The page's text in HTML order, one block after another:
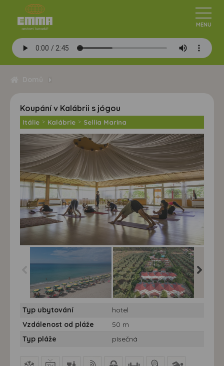
Koupání v Kalábrii s jógou
Itálie > Kalábrie > Sellia Marina
jógou - Villaggio Borgo
Ulivi - pláž
jógou - Villaggio Borgo
Ulivi
Typ ubytování
hotel
Vzdálenost od pláže
50 m
Typ pláže
písečná